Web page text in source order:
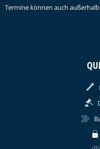
Termine können auch